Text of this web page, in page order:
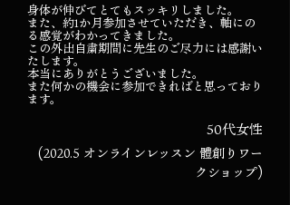
身体が伸びてとてもスッキリしました。
また、約1か月参加させていただき、軸にの
る感覚がわかってきました。
この外出自粛期間に先生のご尽力には感謝い
たします。
本当にありがとうございました。
また何かの機会に参加できればと思っており
ます。
50代女性
(2020.5 オンラインレッスン 體創りワー
クショップ)